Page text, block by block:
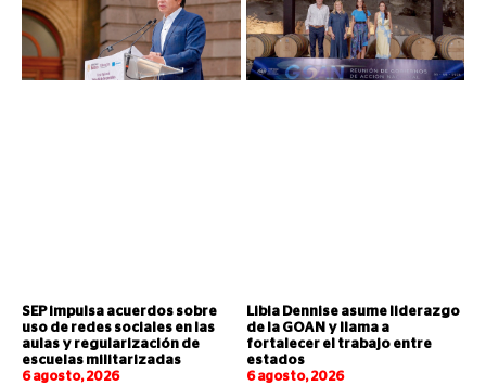
SEP impulsa acuerdos sobre
uso de redes sociales en las
aulas y regularización de
escuelas militarizadas
6 agosto, 2026
Libia Dennise asume liderazgo
de la GOAN y llama a
fortalecer el trabajo entre
estados
6 agosto, 2026